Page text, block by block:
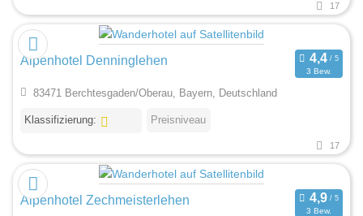
17
Alpenhotel Denninglehen
3 Bew.
83471 Berchtesgaden/Oberau, Bayern, Deutschland
Klassifizierung: Preisniveau
17
Alpenhotel Zechmeisterlehen
3 Bew.